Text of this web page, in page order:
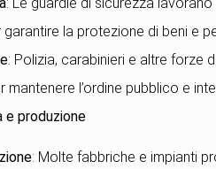
garantire la protezione di beni e
: Polizia, carabinieri e altre forze
mantenere l’ordine pubblico e
e produzione
: Molte fabbriche e impianti